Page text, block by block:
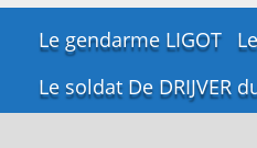
Le gendarme LIGOT
Le soldat De DRIJVER